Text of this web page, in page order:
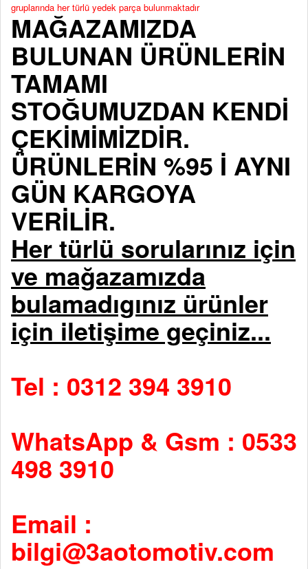
gruplarında her türlü yedek parça bulunmaktadır
MAĞAZAMIZDA
BULUNAN ÜRÜNLERİN
TAMAMI
STOĞUMUZDAN KENDİ
ÇEKİMİMİZDİR.
ÜRÜNLERİN %95 İ AYNI
GÜN KARGOYA
VERİLİR.
Her türlü sorularınız için
ve mağazamızda
bulamadıgınız ürünler
için iletişime geçiniz...
Tel : 0312 394 3910
WhatsApp & Gsm : 0533
498 3910
Email :
bilgi@3aotomotiv.com